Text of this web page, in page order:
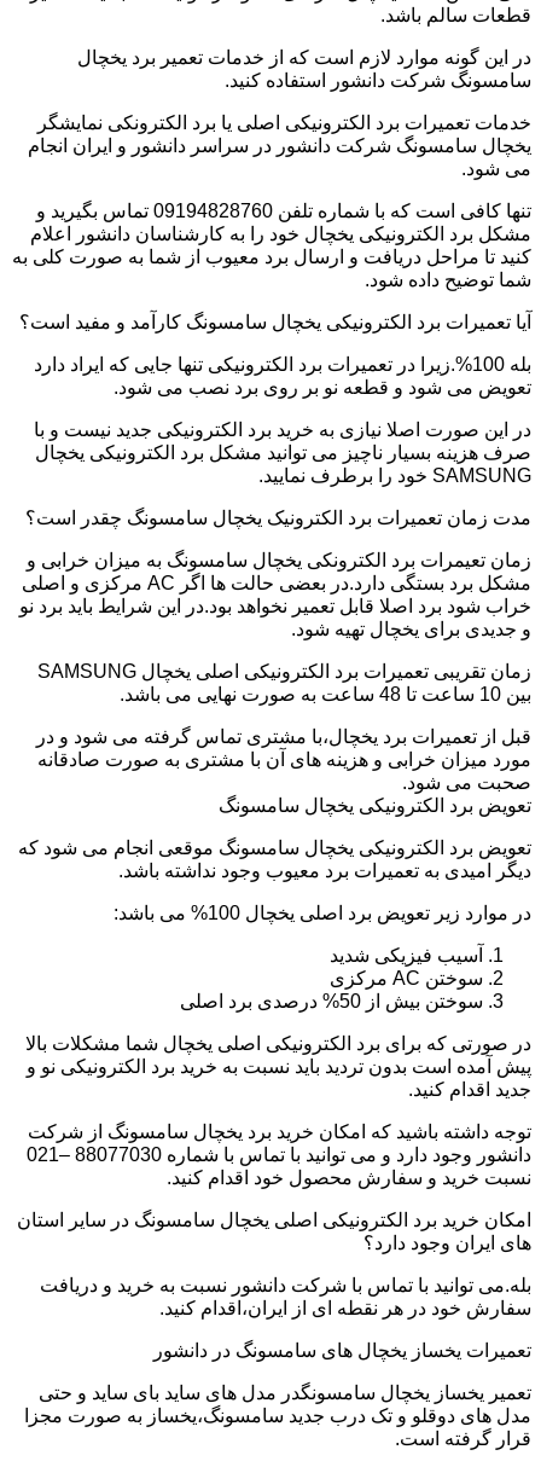
قطعات سالم باشد.
در این گونه موارد لازم است که از خدمات تعمیر برد یخچال
سامسونگ شرکت دانشور استفاده کنید.
خدمات تعمیرات برد الکترونیکی اصلی یا برد الکترونکی نمایشگر
یخچال سامسونگ شرکت دانشور در سراسر دانشور و ایران انجام
می شود.
تنها کافی است که با شماره تلفن 09194828760 تماس بگیرید و
مشکل برد الکترونیکی یخچال خود را به کارشناسان دانشور اعلام
کنید تا مراحل دریافت و ارسال برد معیوب از شما به صورت کلی به
شما توضیح داده شود.
آیا تعمیرات برد الکترونیکی یخچال سامسونگ کارآمد و مفید است؟
بله 100%.زیرا در تعمیرات برد الکترونیکی تنها جایی که ایراد دارد
تعویض می شود و قطعه نو بر روی برد نصب می شود.
در این صورت اصلا نیازی به خرید برد الکترونیکی جدید نیست و با
صرف هزینه بسیار ناچیز می توانید مشکل برد الکترونیکی یخچال
SAMSUNG خود را برطرف نمایید.
مدت زمان تعمیرات برد الکترونیک یخچال سامسونگ چقدر است؟
زمان تعیمرات برد الکترونکی یخچال سامسونگ به میزان خرابی و
مشکل برد بستگی دارد.در بعضی حالت ها اگر AC مرکزی و اصلی
خراب شود برد اصلا قابل تعمیر نخواهد بود.در این شرایط باید برد نو
و جدیدی برای یخچال تهیه شود.
زمان تقریبی تعمیرات برد الکترونیکی اصلی یخچال SAMSUNG
بین 10 ساعت تا 48 ساعت به صورت نهایی می باشد.
قبل از تعمیرات برد یخچال،با مشتری تماس گرفته می شود و در
مورد میزان خرابی و هزینه های آن با مشتری به صورت صادقانه
صحبت می شود.
تعویض برد الکترونیکی یخچال سامسونگ
تعویض برد الکترونیکی یخچال سامسونگ موقعی انجام می شود که
دیگر امیدی به تعمیرات برد معیوب وجود نداشته باشد.
در موارد زیر تعویض برد اصلی یخچال 100% می باشد:
آسیب فیزیکی شدید
سوختن AC مرکزی
سوختن بیش از 50% درصدی برد اصلی
در صورتی که برای برد الکترونیکی اصلی یخچال شما مشکلات بالا
پیش آمده است بدون تردید باید نسبت به خرید برد الکترونیکی نو و
جدید اقدام کنید.
توجه داشته باشید که امکان خرید برد یخچال سامسونگ از شرکت
دانشور وجود دارد و می توانید با تماس با شماره 88077030 –021
نسبت خرید و سفارش محصول خود اقدام کنید.
امکان خرید برد الکترونیکی اصلی یخچال سامسونگ در سایر استان
های ایران وجود دارد؟
بله.می توانید با تماس با شرکت دانشور نسبت به خرید و دریافت
سفارش خود در هر نقطه ای از ایران،اقدام کنید.
تعمیرات یخساز یخچال های سامسونگ در دانشور
تعمیر یخساز یخچال سامسونگدر مدل های ساید بای ساید و حتی
مدل های دوقلو و تک درب جدید سامسونگ،یخساز به صورت مجزا
قرار گرفته است.